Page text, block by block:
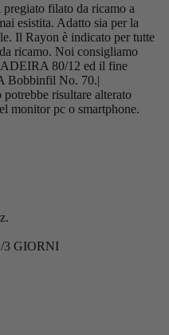
filato da ricamo a
esistita. Adatto sia per la
Il Rayon è indicato per tutte
ricamo. Noi consigliamo
80/12 ed il fine
Bobbinfil No. 70.|
risultare alterato
monitor pc o smartphone.
3 GIORNI